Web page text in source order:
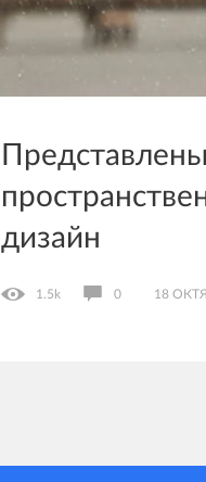
дизайн
1.5k 0 18